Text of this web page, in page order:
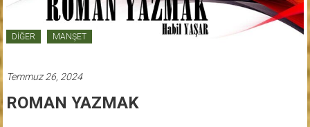
DİĞER MANŞET
Temmuz 26, 2024
ROMAN YAZMAK